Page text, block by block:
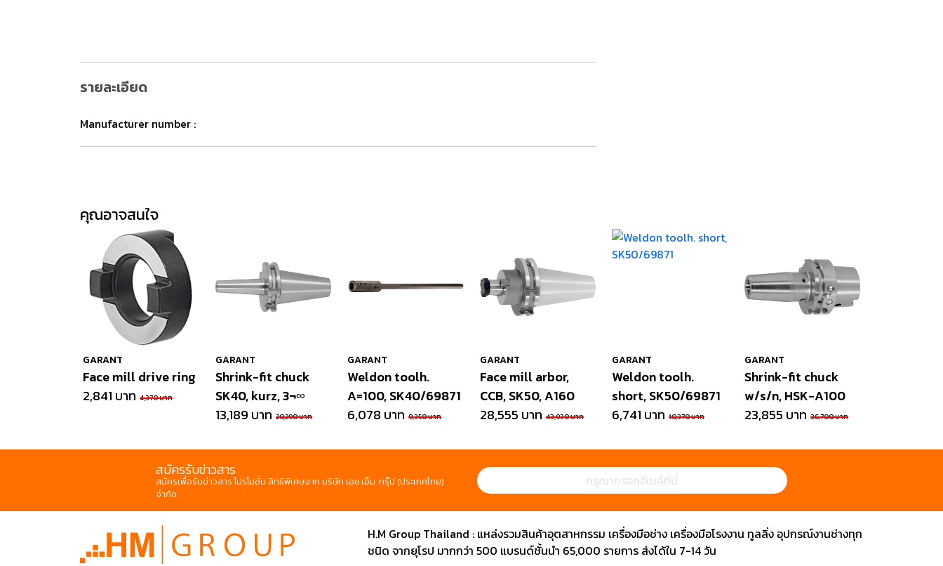
รายละเอียด
Manufacturer number :
คุณอาจสนใจ
GARANT
Face mill drive ring
2,841 บาท 4,370 บาท
GARANT
Shrink-fit chuck
SK40, kurz, 3¬∞
13,189 บาท 20,290 บาท
GARANT
Weldon toolh.
A=100, SK40/69871
6,078 บาท 9,350 บาท
GARANT
Face mill arbor,
CCB, SK50, A160
28,555 บาท 43,930 บาท
GARANT
Weldon toolh.
short, SK50/69871
6,741 บาท 10,370 บาท
GARANT
Shrink-fit chuck
w/s/n, HSK-A100
23,855 บาท 36,700 บาท
สมัครรับข่าวสาร
สมัครเพื่อรับข่าวสาร โปรโมชั่น สิทธิพิเศษจาก บริษัท เอช.เอ็ม. กรุ๊ป (ประเทศไทย)
จำกัด
H.M Group Thailand : แหล่งรวมสินค้าอุตสาหกรรม เครื่องมือช่าง เครื่องมือโรงงาน ทูลลิ่ง อุปกรณ์งานช่างทุก
ชนิด จากยุโรป มากกว่า 500 แบรนด์ชั้นนำ 65,000 รายการ ส่งได้ใน 7-14 วัน